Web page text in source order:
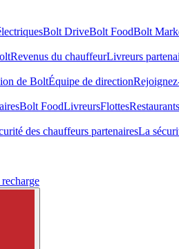
Bolt DriveBolt FoodBolt
Revenus du chauffeurLivreurs
de BoltÉquipe de direction
Bolt FoodLivreursFlottesRestaurants
des chauffeurs partenairesLa